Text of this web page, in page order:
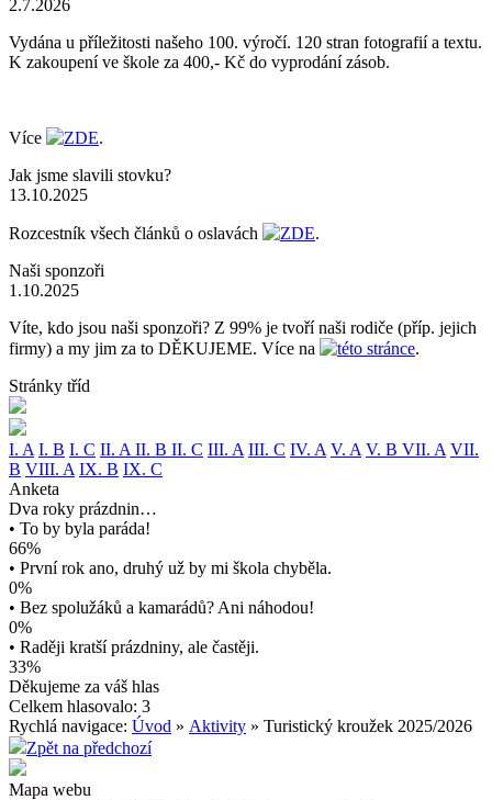
2.7.2026
Vydána u příležitosti našeho 100. výročí. 120 stran fotografií a textu.
K zakoupení ve škole za 400,- Kč do vyprodání zásob.
Více ZDE.
Jak jsme slavili stovku?
13.10.2025
Rozcestník všech článků o oslavách ZDE.
Naši sponzoři
1.10.2025
Víte, kdo jsou naši sponzoři? Z 99% je tvoří naši rodiče (příp. jejich
firmy) a my jim za to DĚKUJEME. Více na
této stránce.
Stránky tříd
I. A I. B I. C II. A II. B II. C III. A III. C IV. A V. A V. B VII. A VII.
B VIII. A IX. B IX. C
Anketa
Dva roky prázdnin…
• To by byla paráda!
66%
• První rok ano, druhý už by mi škola chyběla.
0%
• Bez spolužáků a kamarádů? Ani náhodou!
0%
• Raději kratší prázdniny, ale častěji.
33%
Děkujeme za váš hlas
Celkem hlasovalo: 3
Rychlá navigace: Úvod » Aktivity » Turistický kroužek 2025/2026
Zpět na předchozí
Mapa webu